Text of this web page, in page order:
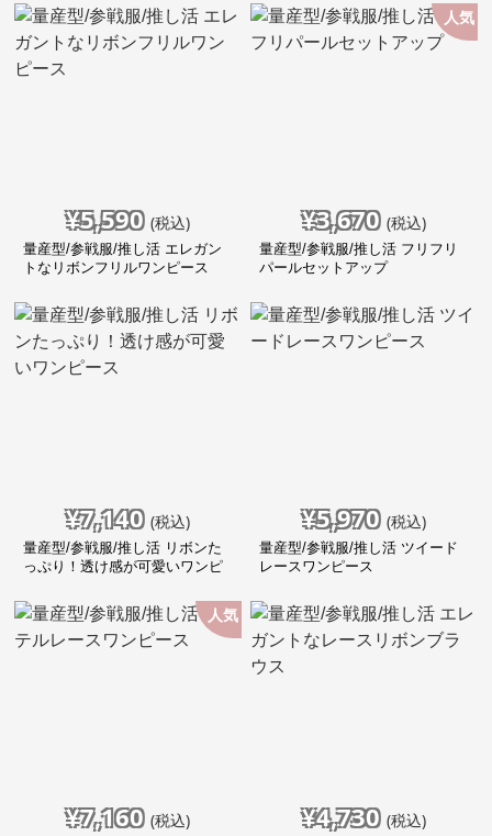
¥5,590 (税込)
量産型/参戦服/推し活 エレガン
トなリボンフリルワンピース
人気
¥3,670 (税込)
量産型/参戦服/推し活 フリフリ
パールセットアップ
¥7,140 (税込)
量産型/参戦服/推し活 リボンた
っぷり！透け感が可愛いワンピ
¥5,970 (税込)
量産型/参戦服/推し活 ツイード
レースワンピース
人気
¥7,160 (税込) ¥4,730 (税込)